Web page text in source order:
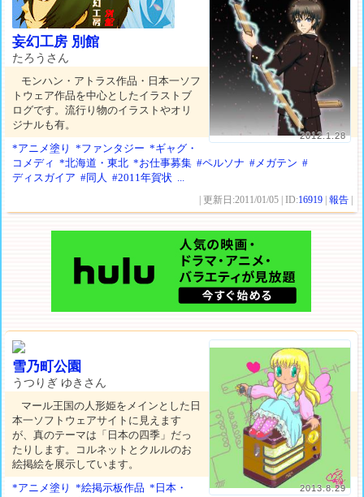
2012.1.28
妄幻工房 別館
たろうさん
モンハン・アトラス作品・日本一ソフ
トウェア作品を中心としたイラストブ
ログです。流行り物のイラストやオリ
ジナルも有。
*アニメ塗り
*ファンタジー *ギャグ・
コメディ *北海道・東北 *お仕事募集 #ペルソナ #メガテン #
ディスガイア #同人 #2011年賀状 ...
| 更新日:2011/01/05 | ID:16919 |報告
2013.8.29
雪乃町公園
うつりぎ ゆきさん
マール王国の人形姫をメインとした日
本一ソフトウェアサイトに見えます
が、真のテーマは「日本の四季」だっ
たりします。コルネットとクルルのお
絵掲絵を展示しています。
*アニメ塗り
*絵掲示板作品 *日本・